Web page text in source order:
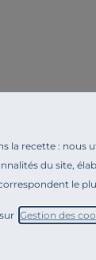
la recette : nous
du site,
le
" Gestion des
Notre équipe
l'amélioration